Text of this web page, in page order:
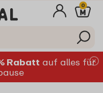
0
Rabatt auf alles für